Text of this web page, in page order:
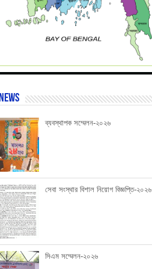
ব্যবস্থাপক সম্মেলন-২০২৬
সেবা সংস্থার বিশাল নিয়োগ বিজ্ঞপ্তি-২০২৬
সিএম সম্মেলন-২০২৬